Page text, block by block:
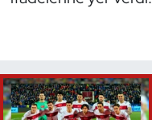
Paralimpik